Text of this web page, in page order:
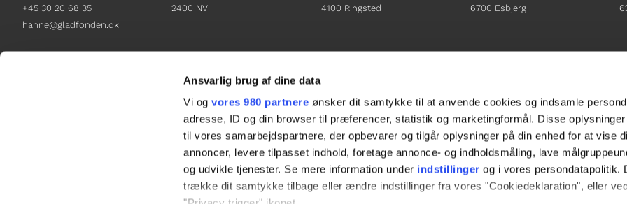
Ansvarlig brug af dine data
Vi ogvores 980 partnere ønsker dit samtykke til at anvende cookies og indsamle
adresse, ID og din browser til præferencer, statistik og marketingformål. Disse
til vores samarbejdspartnere, der opbevarer og tilgår oplysninger på din enhed for at vise
annoncer, levere tilpasset indhold, foretage annonce- og indholdsmåling, lave
og udvikle tjenester. Se mere information under indstillinger og i vores persondatapolitik.
trække dit samtykke tilbage eller ændre indstillinger fra vores "Cookiedeklaration", eller
+45 30 20 68 35
hanne@gladfonden.dk
2400 NV
+45 38 12 01 00
4100 Ringsted
sacha.lw@gladfonden.dk
6700 Esbjerg
sanne.h@gladfonden.dk
   